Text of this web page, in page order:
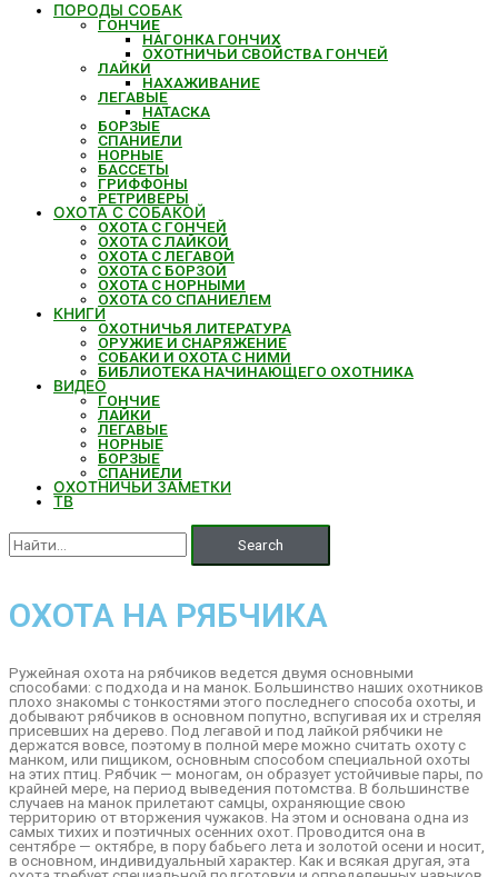
ПОРОДЫ СОБАК
ГОНЧИЕ
НАГОНКА ГОНЧИХ
ОХОТНИЧЬИ СВОЙСТВА ГОНЧЕЙ
ЛАЙКИ
НАХАЖИВАНИЕ
ЛЕГАВЫЕ
НАТАСКА
БОРЗЫЕ
СПАНИЕЛИ
НОРНЫЕ
БАССЕТЫ
ГРИФФОНЫ
РЕТРИВЕРЫ
ОХОТА С СОБАКОЙ
ОХОТА С ГОНЧЕЙ
ОХОТА С ЛАЙКОЙ
ОХОТА С ЛЕГАВОЙ
ОХОТА С БОРЗОЙ
ОХОТА С НОРНЫМИ
ОХОТА СО СПАНИЕЛЕМ
КНИГИ
ОХОТНИЧЬЯ ЛИТЕРАТУРА
ОРУЖИЕ И СНАРЯЖЕНИЕ
СОБАКИ И ОХОТА С НИМИ
БИБЛИОТЕКА НАЧИНАЮЩЕГО ОХОТНИКА
ВИДЕО
ГОНЧИЕ
ЛАЙКИ
ЛЕГАВЫЕ
НОРНЫЕ
БОРЗЫЕ
СПАНИЕЛИ
ОХОТНИЧЬИ ЗАМЕТКИ
ТВ
Search
ОХОТА НА РЯБЧИКА
Ружейная охота на рябчиков ведется двумя основными
способами: с подхода и на манок. Большинство наших охотников
плохо знакомы с тонкостями этого последнего способа охоты, и
добывают рябчиков в основном попутно, вспугивая их и стреляя
присевших на дерево. Под легавой и под лайкой рябчики не
держатся вовсе, поэтому в полной мере можно считать охоту с
манком, или пищиком, основным способом специальной охоты
на этих птиц. Рябчик — моногам, он образует устойчивые пары, по
крайней мере, на период выведения потомства. В большинстве
случаев на манок прилетают самцы, охраняющие свою
территорию от вторжения чужаков. На этом и основана одна из
самых тихих и поэтичных осенних охот. Проводится она в
сентябре — октябре, в пору бабьего лета и золотой осени и носит,
в основном, индивидуальный характер. Как и всякая другая, эта